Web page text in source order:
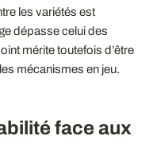
les variétés est
dépasse celui des
mérite toutefois d’être
mécanismes en jeu.
face aux